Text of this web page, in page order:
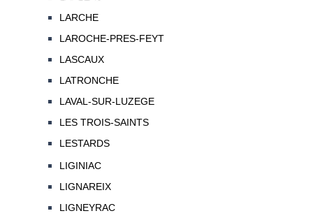
LARCHE
LAROCHE-PRES-FEYT
LASCAUX
LATRONCHE
LAVAL-SUR-LUZEGE
LES TROIS-SAINTS
LESTARDS
LIGINIAC
LIGNAREIX
LIGNEYRAC